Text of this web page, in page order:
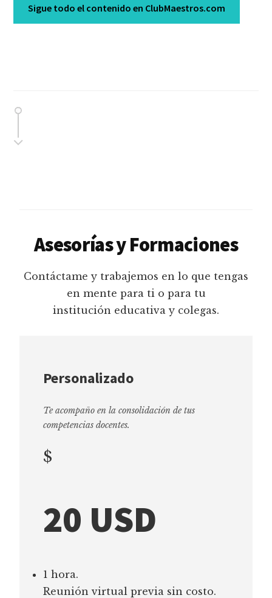
Sigue todo el contenido en ClubMaestros.com
Asesorías y Formaciones
Contáctame y trabajemos en lo que tengas
en mente para ti o para tu
institución educativa y colegas.
Personalizado
Te acompaño en la consolidación de tus
competencias docentes.
$
20 USD
1 hora.
Reunión virtual previa sin costo.